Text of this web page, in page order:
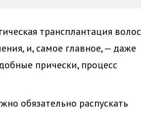
трансплантация
и, самое главное, — даже
прически, процесс
обязательно распускать